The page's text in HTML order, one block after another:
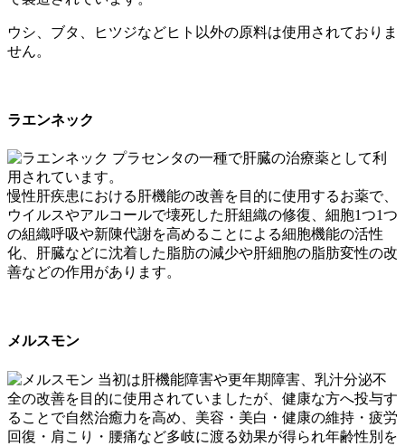
ウシ、ブタ、ヒツジなどヒト以外の原料は使用されておりま
せん。
ラエンネック
プラセンタの一種で肝臓の治療薬として利
用されています。
慢性肝疾患における肝機能の改善を目的に使用するお薬で、
ウイルスやアルコールで壊死した肝組織の修復、細胞1つ1つ
の組織呼吸や新陳代謝を高めることによる細胞機能の活性
化、肝臓などに沈着した脂肪の減少や肝細胞の脂肪変性の改
善などの作用があります。
メルスモン
当初は肝機能障害や更年期障害、乳汁分泌不
全の改善を目的に使用されていましたが、健康な方へ投与す
ることで自然治癒力を高め、美容・美白・健康の維持・疲労
回復・肩こり・腰痛など多岐に渡る効果が得られ年齢性別を